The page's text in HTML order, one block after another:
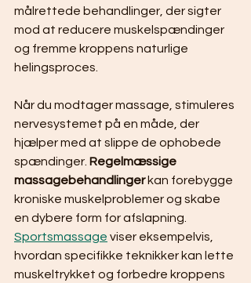
målrettede behandlinger, der sigter
mod at reducere muskelspændinger
og fremme kroppens naturlige
helingsproces.
Når du modtager massage, stimuleres
nervesystemet på en måde, der
hjælper med at slippe de ophobede
spændinger. Regelmæssige
massagebehandlinger kan forebygge
kroniske muskelproblemer og skabe
en dybere form for afslapning.
Sportsmassage viser eksempelvis,
hvordan specifikke teknikker kan lette
muskeltrykket og forbedre kroppens